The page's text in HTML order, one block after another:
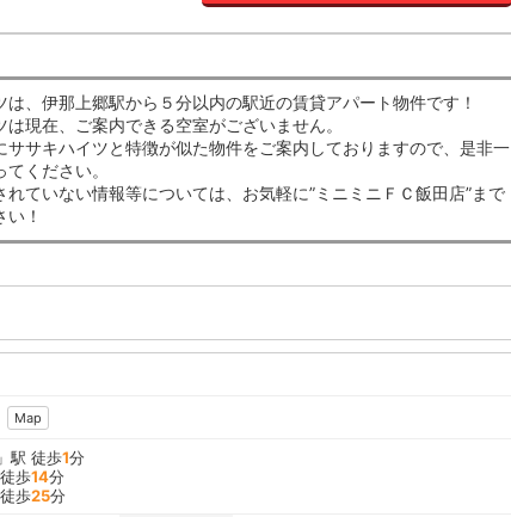
は、伊那上郷駅から５分以内の駅近の賃貸アパート物件です！
は現在、ご案内できる空室がございません。
ササキハイツと特徴が似た物件をご案内しておりますので、是非一
ください。
れていない情報等については、お気軽に”ミニミニＦＣ飯田店”まで
！
Map
」駅 徒歩1分
歩14分
歩25分